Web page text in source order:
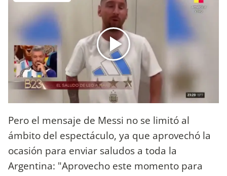
Pero el mensaje de Messi no se limitó al
ámbito del espectáculo, ya que aprovechó la
ocasión para enviar saludos a toda la
Argentina: "Aprovecho este momento para